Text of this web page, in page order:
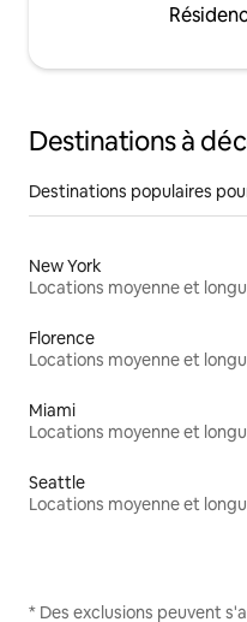
Destinations à
Destinations populaires
New York
Florence
Miami
Seattle
* Des exclusions peuvent